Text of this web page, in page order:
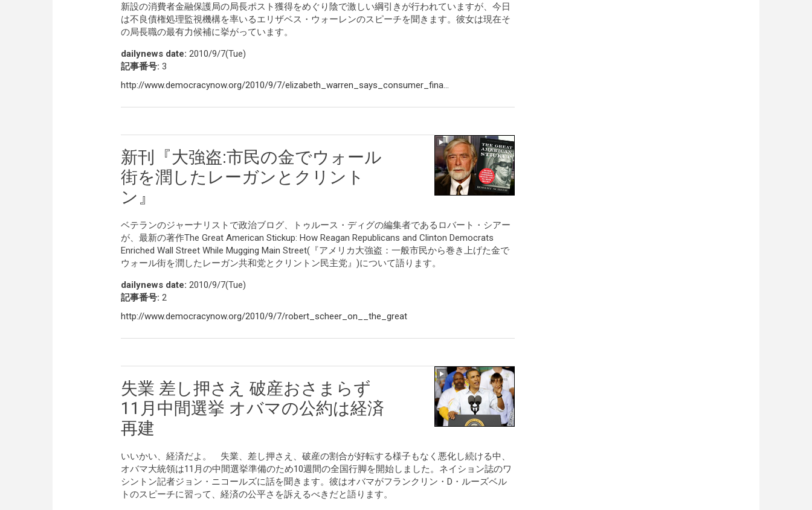
新設の消費者金融保護局の局長ポスト獲得をめぐり陰で激しい綱引きが行われていますが、今日
は不良債権処理監視機構を率いるエリザベス・ウォーレンのスピーチを聞きます。彼女は現在そ
の局長職の最有力候補に挙がっています。
dailynews date: 2010/9/7(Tue)
記事番号: 3
http://www.democracynow.org/2010/9/7/elizabeth_warren_says_consumer_fina...
新刊『大強盗:市民の金でウォール
街を潤したレーガンとクリント
ン』
ベテランのジャーナリストで政治ブログ、トゥルース・ディグの編集者であるロバート・シアー
が、最新の著作The Great American Stickup: How Reagan Republicans and Clinton Democrats
Enriched Wall Street While Mugging Main Street(『アメリカ大強盗：一般市民から巻き上げた金で
ウォール街を潤したレーガン共和党とクリントン民主党』)について語ります。
dailynews date: 2010/9/7(Tue)
記事番号: 2
http://www.democracynow.org/2010/9/7/robert_scheer_on__the_great
失業 差し押さえ 破産おさまらず
11月中間選挙 オバマの公約は経済
再建
いいかい、経済だよ。 失業、差し押さえ、破産の割合が好転する様子もなく悪化し続ける中、
オバマ大統領は11月の中間選挙準備のため10週間の全国行脚を開始しました。ネイション誌のワ
シントン記者ジョン・ニコールズに話を聞きます。彼はオバマがフランクリン・D・ルーズベル
トのスピーチに習って、経済の公平さを訴えるべきだと語ります。